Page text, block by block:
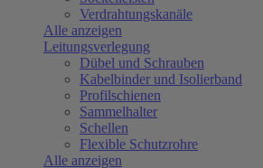
Verdrahtungskanäle
Alle anzeigen
Leitungsverlegung
Dübel und Schrauben
Kabelbinder und Isolierband
Profilschienen
Sammelhalter
Schellen
Flexible Schutzrohre
Alle anzeigen